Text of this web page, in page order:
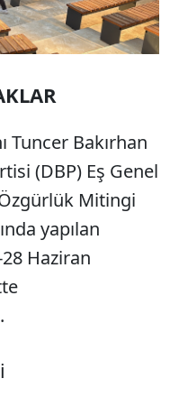
Tuncer Bakırhan
(DBP) Eş Genel
Mitingi
yapılan
Haziran